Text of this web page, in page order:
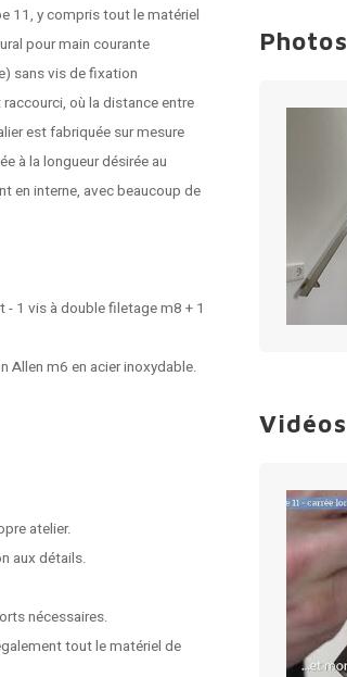
11, y compris tout le matériel
pour main courante
sans vis de fixation
où la distance entre
est fabriquée sur mesure
à la longueur désirée au
en interne, avec beaucoup de
1 vis à double filetage m8 + 1
Allen m6 en acier inoxydable.
atelier.
aux détails.
nécessaires.
tout le matériel de